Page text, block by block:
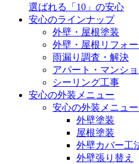
選ばれる「10」の安心
安心のラインナップ
外壁・屋根塗装
外壁・屋根リフォー
雨漏り調査・解決
アパート・マンシ
シーリング工事
安心の外装メニュー
安心の外装メニュ
外壁塗装
屋根塗装
外壁カバー工
外壁張り替え